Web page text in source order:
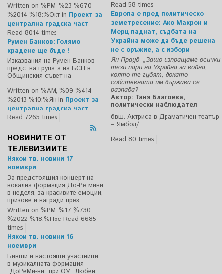
Written on %PM, %23 %670
%2014 %18:%Октin Проект за
централна градска част
Read 8014 times
Румен Банков: Голямо
крадене ще бъде !
Изказвания на Румен Банков -
предс. на групата на БСП в
Общинския съвет на
Written on %AM, %09 %414
%2013 %10:%Ян in Проект за
централна градска част
Read 7265 times
НОВИНИТЕ ОТ
ТЕЛЕВИЗИИТЕ
Някои тв. новини 17
ноември
За предстоящия концерт на
вокална формация До-Ре мини
в неделя, за красивите емоции,
призове и награди през
Written on %PM, %17 %730
%2022 %18:%Ное Read 6685
times
Някои тв. новини 16
ноември
Бивши и настоящи участници
в музикалната формация
„ДоРеМи-ни” при ОУ „Любен
Read 58 times
Европа е пред политическо
земетресение: Ако Макрон и
Мерц паднат, съдбата на
Украйна може да бъде решена
не с оръжие, а с избори
Ян Прауд „Защо изпращаме всички
тези пари на Украйна за война,
която те губят, докато
собствената им държава се
разпада?
Автор: Таня Благоева,
политически наблюдател
бвш. Актриса в Драматичен театър
– Ямбол/
Read 80 times